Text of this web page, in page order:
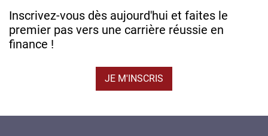
Inscrivez-vous dès aujourd'hui et faites le
premier pas vers une carrière réussie en
finance !
JE M'INSCRIS